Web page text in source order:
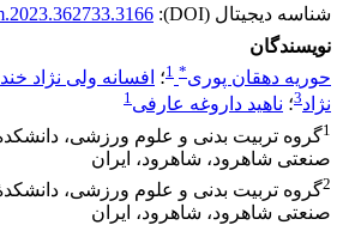
شناسه دیجیتال (DOI):
نویسندگان
حوریه دهقان پوری*
1؛ افسانه ولی نژاد
نژاد3؛ ناهید داروغه عارفی1
1گروه تربیت بدنی و علوم ورزشی،
صنعتی شاهرود، شاهرود، ایران
2گروه تربیت بدنی و علوم ورزشی،
صنعتی شاهرود، شاهرود، ایران